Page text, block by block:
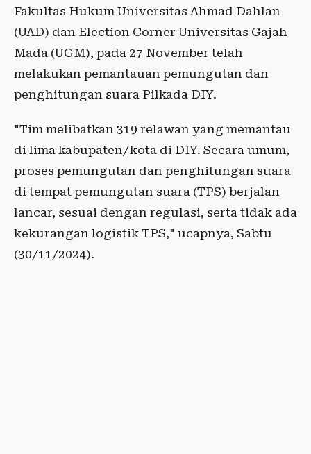
Fakultas Hukum Universitas Ahmad Dahlan
(UAD) dan Election Corner Universitas Gajah
Mada (UGM), pada 27 November telah
melakukan pemantauan pemungutan dan
penghitungan suara Pilkada DIY.
"Tim melibatkan 319 relawan yang memantau
di lima kabupaten/kota di DIY. Secara umum,
proses pemungutan dan penghitungan suara
di tempat pemungutan suara (TPS) berjalan
lancar, sesuai dengan regulasi, serta tidak ada
kekurangan logistik TPS," ucapnya, Sabtu
(30/11/2024).